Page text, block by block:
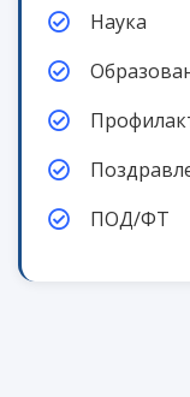
Наука
ПОД/ФТ